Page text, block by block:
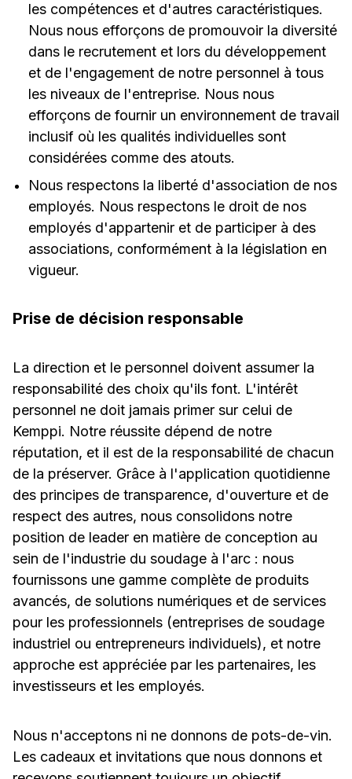
les compétences et d'autres caractéristiques.
Nous nous efforçons de promouvoir la diversité
dans le recrutement et lors du développement
et de l'engagement de notre personnel à tous
les niveaux de l'entreprise. Nous nous
efforçons de fournir un environnement de travail
inclusif où les qualités individuelles sont
considérées comme des atouts.
Nous respectons la liberté d'association de nos
employés. Nous respectons le droit de nos
employés d'appartenir et de participer à des
associations, conformément à la législation en
vigueur.
Prise de décision responsable
La direction et le personnel doivent assumer la
responsabilité des choix qu'ils font. L'intérêt
personnel ne doit jamais primer sur celui de
Kemppi. Notre réussite dépend de notre
réputation, et il est de la responsabilité de chacun
de la préserver. Grâce à l'application quotidienne
des principes de transparence, d'ouverture et de
respect des autres, nous consolidons notre
position de leader en matière de conception au
sein de l'industrie du soudage à l'arc : nous
fournissons une gamme complète de produits
avancés, de solutions numériques et de services
pour les professionnels (entreprises de soudage
industriel ou entrepreneurs individuels), et notre
approche est appréciée par les partenaires, les
investisseurs et les employés.
Nous n'acceptons ni ne donnons de pots-de-vin.
Les cadeaux et invitations que nous donnons et